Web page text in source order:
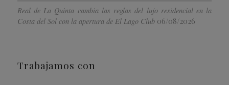
Real de La Quinta cambia las reglas del lujo residencial en la
Costa del Sol con la apertura de El Lago Club 06/08/2026
Trabajamos con